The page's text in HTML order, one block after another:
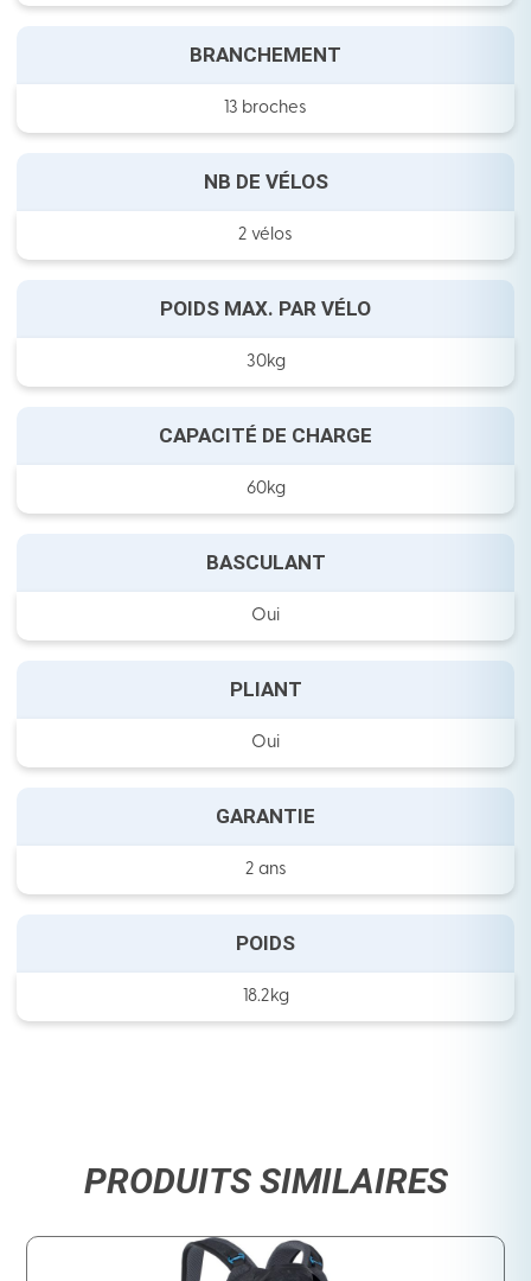
BRANCHEMENT
13 broches
NB DE VÉLOS
2 vélos
POIDS MAX. PAR VÉLO
30kg
CAPACITÉ DE CHARGE
60kg
BASCULANT
Oui
PLIANT
Oui
GARANTIE
2 ans
POIDS
18.2kg
PRODUITS SIMILAIRES